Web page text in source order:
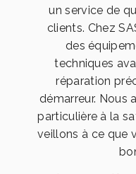
un service de
clients. Chez
des
techniques
réparation
démarreur. Nous
particulière à la
veillons à ce que